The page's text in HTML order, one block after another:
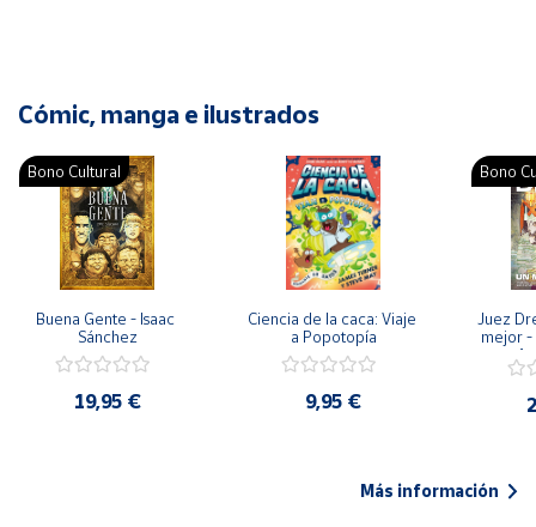
Cómic, manga e ilustrados
Bono Cultural
Buena Gente - Isaac
Sánchez
19,95 €
Ciencia de la caca: Viaje
a Popotopía
9,95 €
Bono
Juez
mejor -
Más información